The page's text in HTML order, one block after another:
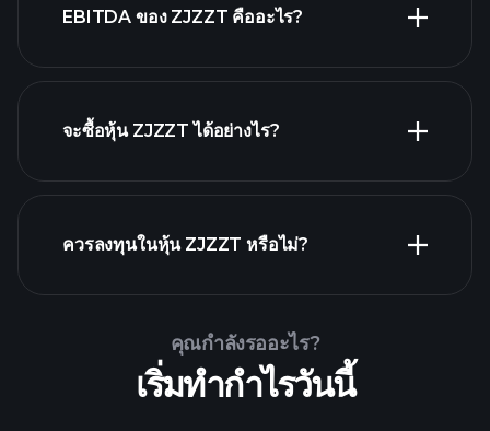
นายจ้างที่ใหญ่ที่สุด
EBITDA ของ ZJZZT คืออะไร?
รายงานทางการเงิน ZJZZT
จะซื้อหุ้น ZJZZT ได้อย่างไร?
Playtrade Tournaments
โบรกเกอร์ที่แนะนำ
ควรลงทุนในหุ้น ZJZZT หรือไม่?
คุณกำลังรออะไร?
เริ่มทำกำไรวันนี้